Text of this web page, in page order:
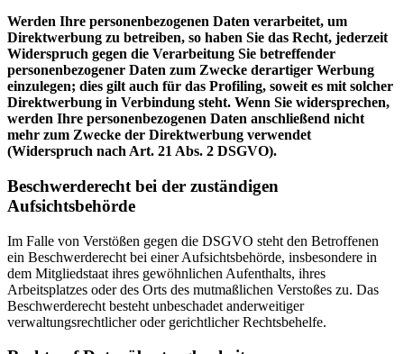
Werden Ihre personenbezogenen Daten verarbeitet, um
Direktwerbung zu betreiben, so haben Sie das Recht, jederzeit
Widerspruch gegen die Verarbeitung Sie betreffender
personenbezogener Daten zum Zwecke derartiger Werbung
einzulegen; dies gilt auch für das Profiling, soweit es mit solcher
Direktwerbung in Verbindung steht. Wenn Sie widersprechen,
werden Ihre personenbezogenen Daten anschließend nicht
mehr zum Zwecke der Direktwerbung verwendet
(Widerspruch nach Art. 21 Abs. 2 DSGVO).
Beschwerderecht bei der zuständigen
Aufsichtsbehörde
Im Falle von Verstößen gegen die DSGVO steht den Betroffenen
ein Beschwerderecht bei einer Aufsichtsbehörde, insbesondere in
dem Mitgliedstaat ihres gewöhnlichen Aufenthalts, ihres
Arbeitsplatzes oder des Orts des mutmaßlichen Verstoßes zu. Das
Beschwerderecht besteht unbeschadet anderweitiger
verwaltungsrechtlicher oder gerichtlicher Rechtsbehelfe.